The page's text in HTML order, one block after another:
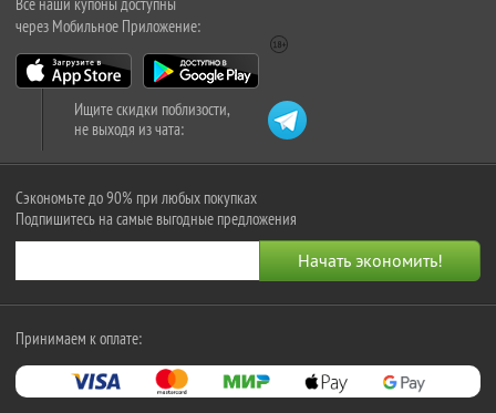
через Мобильное Приложение:
Ищите скидки поблизости,
не выходя из чата:
Сэкономьте до 90% при любых покупках
Подпишитесь на самые выгодные предложения
Принимаем к оплате: